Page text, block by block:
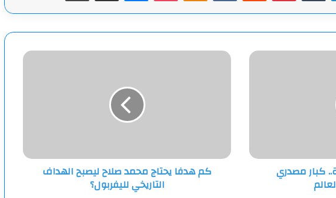
كبار مصدري
كم
لليفربول؟
كم هدفا يحتاج محمد صلاح ليصبح الهداف
التاريخي لليفربول؟